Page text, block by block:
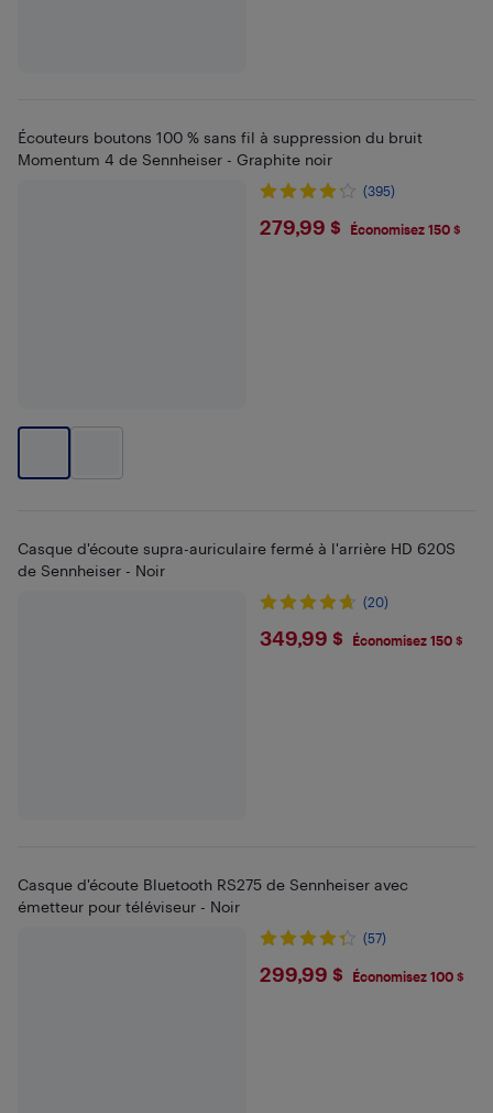
Écouteurs boutons 100 % sans fil à suppression du bruit
Momentum 4 de Sennheiser - Graphite noir
(395)
$279.99
279,99 $ Économisez 150 $
Casque d'écoute supra-auriculaire fermé à l'arrière HD 620S
de Sennheiser - Noir
(20)
$349.99
349,99 $ Économisez 150 $
Casque d'écoute Bluetooth RS275 de Sennheiser avec
émetteur pour téléviseur - Noir
(57)
$299.99
299,99 $ Économisez 100 $